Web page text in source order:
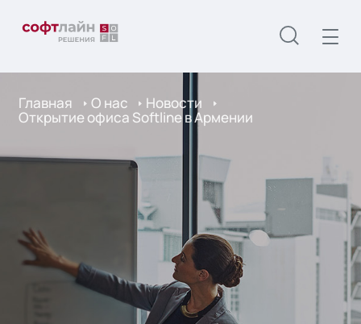
Главная О нас Новости
Открытие офиса Softline в Армении